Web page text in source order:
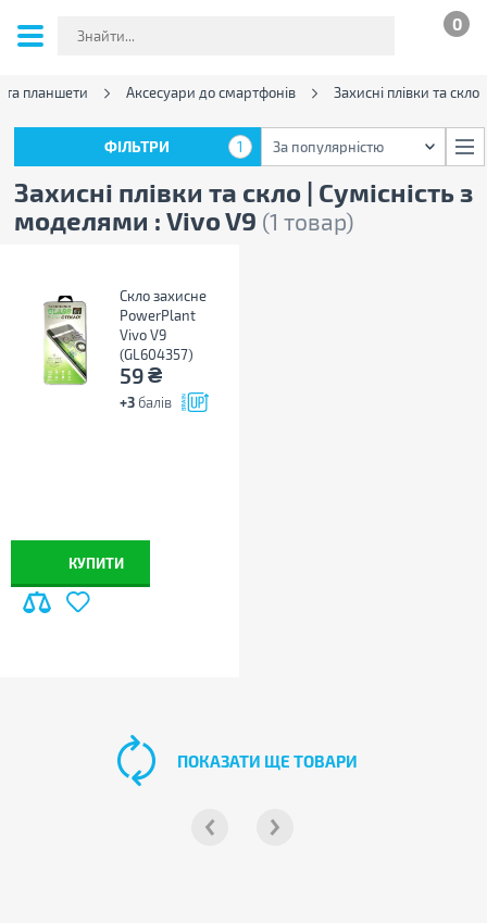
0
планшети Аксесуари до смартфонів Захисні плівки та скло
Захисні плівки та скло | Сумісність з
моделями : Vivo V9 (1 товар)
ФІЛЬТРИ 1 За популярністю
Скло захисне
PowerPlant
Vivo V9
(GL604357)
59₴
+3 балів
КУПИТИ
ПОКАЗАТИ ЩЕ ТОВАРИ
ФІЛЬТРИ 1 За популярністю